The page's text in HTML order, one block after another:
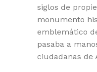
siglos de
monumento
emblemático
pasaba a
ciudadanas de